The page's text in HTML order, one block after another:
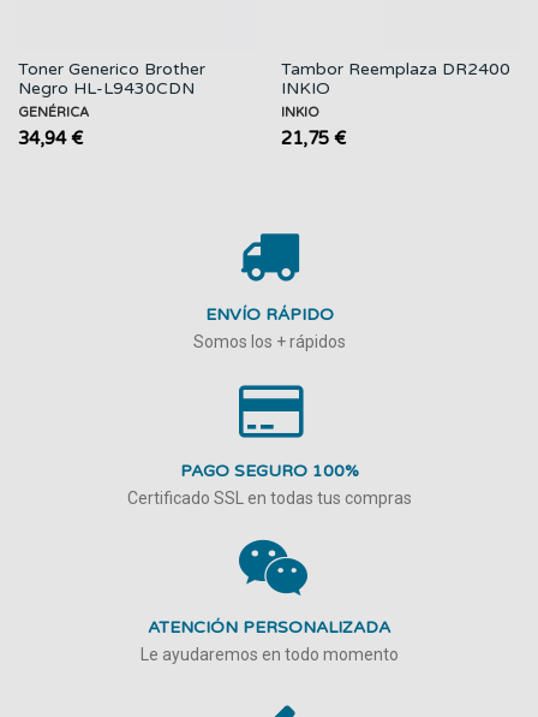
Toner Generico Brother
Negro HL-L9430CDN
GENÉRICA
34,94 €
Tambor Reemplaza DR2400
INKIO
INKIO
21,75 €
ENVÍO RÁPIDO
Somos los + rápidos
PAGO SEGURO 100%
Certificado SSL en todas tus compras
ATENCIÓN PERSONALIZADA
Le ayudaremos en todo momento